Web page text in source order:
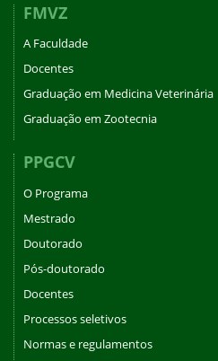
FMVZ
A Faculdade
Docentes
Graduação em Medicina Veterinária
Graduação em Zootecnia
PPGCV
O Programa
Mestrado
Doutorado
Pós-doutorado
Docentes
Processos seletivos
Normas e regulamentos